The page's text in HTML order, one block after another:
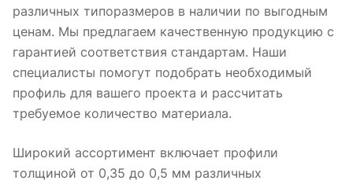
различных типоразмеров в наличии по выгодным
ценам. Мы предлагаем качественную продукцию с
гарантией соответствия стандартам. Наши
специалисты помогут подобрать необходимый
профиль для вашего проекта и рассчитать
требуемое количество материала.
Широкий ассортимент включает профили
толщиной от 0,35 до 0,5 мм различных